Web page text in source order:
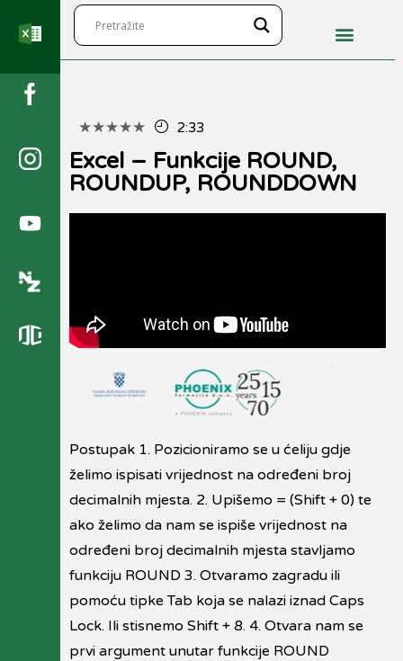
★★★★★ 2:33
Excel – Funkcije ROUND,
ROUNDUP, ROUNDDOWN
Postupak 1. Pozicioniramo se u ćeliju gdje
želimo ispisati vrijednost na određeni broj
decimalnih mjesta. 2. Upišemo = (Shift + 0) te
ako želimo da nam se ispiše vrijednost na
određeni broj decimalnih mjesta stavljamo
funkciju ROUND 3. Otvaramo zagradu ili
pomoću tipke Tab koja se nalazi iznad Caps
Lock. Ili stisnemo Shift + 8. 4. Otvara nam se
prvi argument unutar funkcije ROUND